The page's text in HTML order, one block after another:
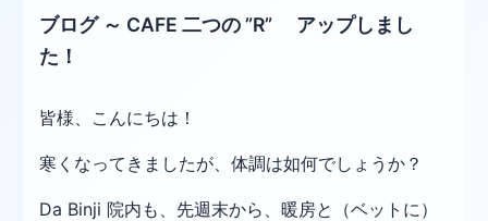
ブログ ～ CAFE 二つの ”R” アップしまし
た！
皆様、こんにちは！
寒くなってきましたが、体調は如何でしょうか？
Da Binji 院内も、先週末から、暖房と（ベットに）